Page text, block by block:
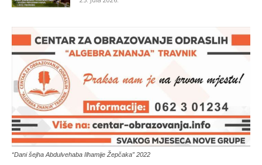
“Dani šejha Abdulvehaba Ilhamije Žepčaka” 2022